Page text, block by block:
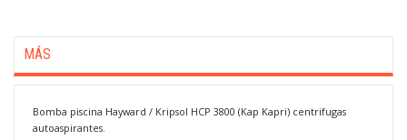
MÁS
Bomba piscina Hayward / Kripsol HCP 3800 (Kap Kapri) centrifugas
autoaspirantes.